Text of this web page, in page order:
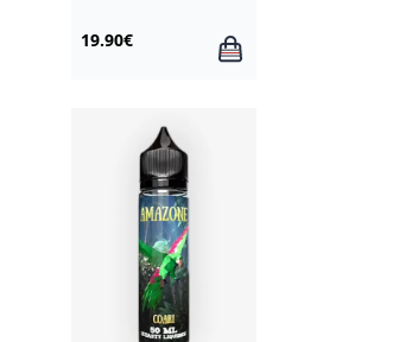
19.90€